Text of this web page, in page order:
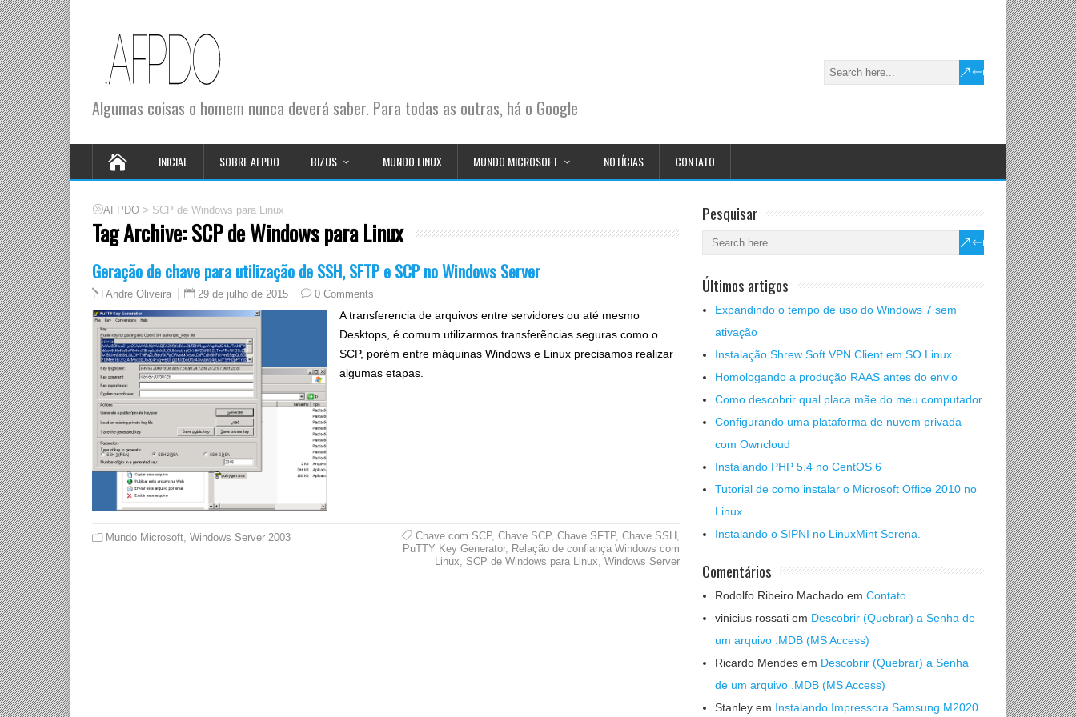
Algumas coisas o homem nunca deverá saber. Para todas as outras, há o Google
INICIAL SOBRE AFPDO BIZUS MUNDO LINUX MUNDO MICROSOFT NOTÍCIAS CONTATO
AFPDO > SCP de Windows para Linux
Tag Archive:SCP de Windows para Linux
Geração de chave para utilização de SSH, SFTP e SCP no Windows Server
Andre Oliveira 29 de julho de 2015 0 Comments
A transferencia de arquivos entre servidores ou até mesmo
Desktops, é comum utilizarmos transferẽncias seguras como o
SCP, porém entre máquinas Windows e Linux precisamos realizar
algumas etapas.
Mundo Microsoft, Windows Server 2003 Chave com SCP, Chave SCP, Chave SFTP, Chave SSH ,
PuTTY Key Generator, Relação de confiança Windows com
Linux, SCP de Windows para Linux, Windows Server
Pesquisar
Últimos artigos
Expandindo o tempo de uso do Windows 7 sem
ativação
Instalação Shrew Soft VPN Client em SO Linux
Homologando a produção RAAS antes do envio
Como descobrir qual placa mãe do meu computador
Configurando uma plataforma de nuvem privada
com Owncloud
Instalando PHP 5.4 no CentOS 6
Tutorial de como instalar o Microsoft Office 2010 no
Linux
Instalando o SIPNI no LinuxMint Serena.
Comentários
Rodolfo Ribeiro Machado em Contato
vinicius rossati em Descobrir (Quebrar) a Senha de
um arquivo .MDB (MS Access)
Ricardo Mendes em Descobrir (Quebrar) a Senha
de um arquivo .MDB (MS Access)
Stanley em Instalando Impressora Samsung M2020